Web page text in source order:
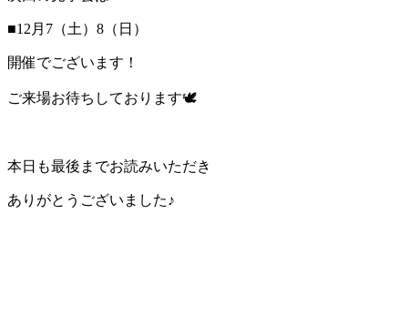
■12月7（土）8（日）
開催でございます！
ご来場お待ちしております🕊
本日も最後までお読みいただき
ありがとうございました♪